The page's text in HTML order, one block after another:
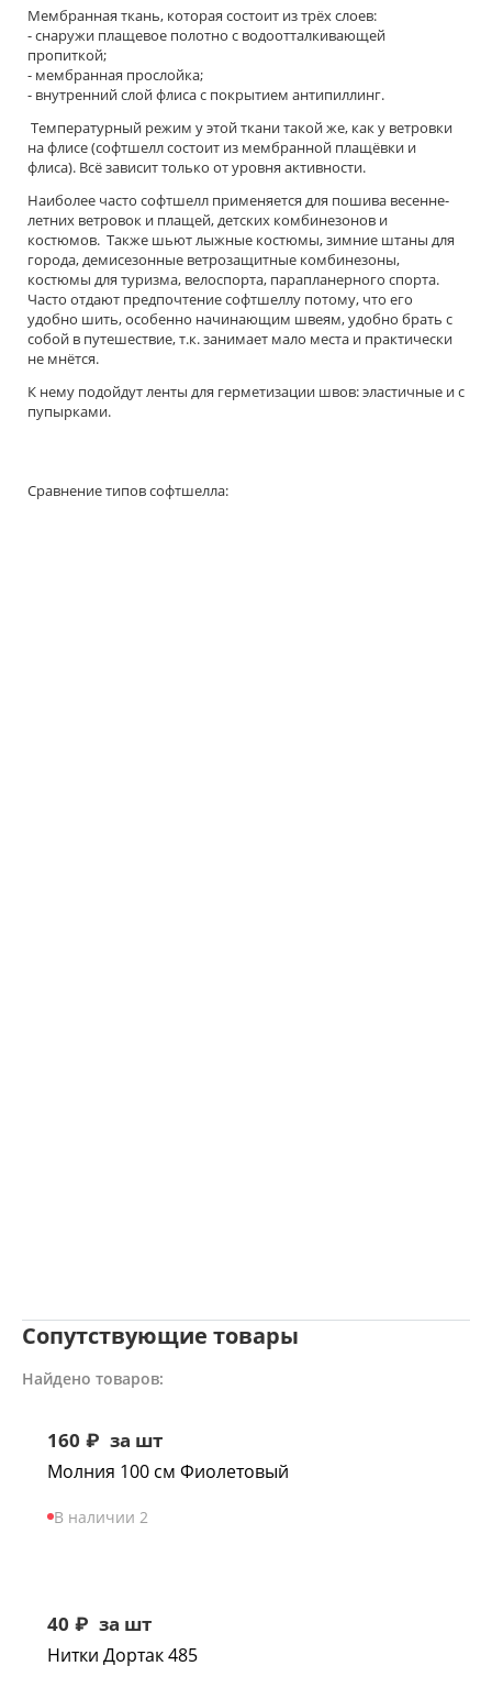
Мембранная ткань, которая состоит из трёх слоев:
- снаружи плащевое полотно с водоотталкивающей
пропиткой;
- мембранная прослойка;
- внутренний слой флиса с покрытием антипиллинг.
Температурный режим у этой ткани такой же, как у ветровки
на флисе (софтшелл состоит из мембранной плащёвки и
флиса). Всё зависит только от уровня активности.
Наиболее часто софтшелл применяется для пошива весенне-
летних ветровок и плащей, детских комбинезонов и
костюмов. Также шьют лыжные костюмы, зимние штаны для
города, демисезонные ветрозащитные комбинезоны,
костюмы для туризма, велоспорта, парапланерного спорта.
Часто отдают предпочтение софтшеллу потому, что его
удобно шить, особенно начинающим швеям, удобно брать с
собой в путешествие, т.к. занимает мало места и практически
не мнётся.
К нему подойдут ленты для герметизации швов: эластичные и с
пупырками.
Сравнение типов софтшелла:
Сопутствующие товары
Найдено товаров:
160 ₽ за шт
Молния 100 см Фиолетовый
В наличии 2
40 ₽ за шт
Нитки Дортак 485